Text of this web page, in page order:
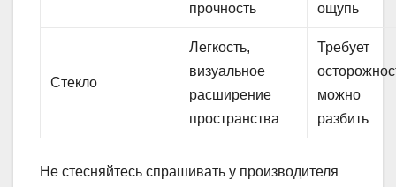
прочность
ощупь
Стекло
Легкость,
визуальное
расширение
пространства
Требует
можно
разбить
Не стесняйтесь спрашивать у производителя